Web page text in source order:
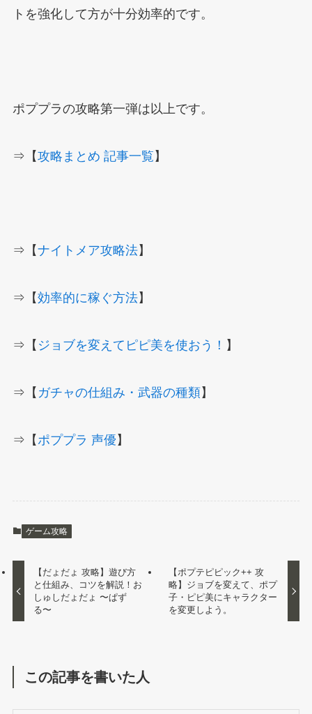
トを強化して方が十分効率的です。
ポププラの攻略第一弾は以上です。
⇒【攻略まとめ 記事一覧 】
⇒【ナイトメア攻略法】
⇒【効率的に稼ぐ方法】
⇒【 ジョブを変えてピピ美を使おう！ 】
⇒【 ガチャの仕組み・武器の種類】
⇒【 ポププラ 声優 】
ゲーム攻略
【だょだょ 攻略】遊び方
と仕組み、コツを解説！お
しゅしだょだょ 〜ぱず
る〜
【ポプテピピック++ 攻
略】ジョブを変えて、ポプ
子・ピピ美にキャラクター
を変更しよう。
この記事を書いた人